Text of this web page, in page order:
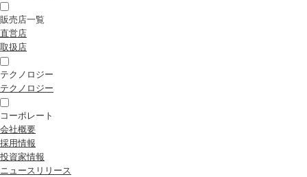
販売店一覧
直営店
取扱店
テクノロジー
テクノロジー
コーポレート
会社概要
採用情報
投資家情報
ニュースリリース